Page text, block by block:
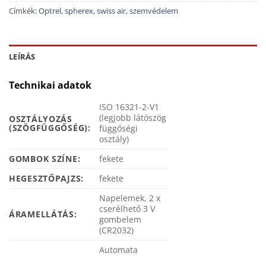
Címkék:Optrel,spherex,swiss air,szemvédelem
LEÍRÁS
Technikai adatok
OSZTÁLYOZÁS
(SZÖGFÜGGŐSÉG):
ISO 16321-2-V1
(legjobb látószög
függőségi
osztály)
GOMBOK SZÍNE:
fekete
HEGESZTŐPAJZS:
fekete
ÁRAMELLÁTÁS:
Napelemek, 2 x
cserélhető 3 V
gombelem
(CR2032)
Automata